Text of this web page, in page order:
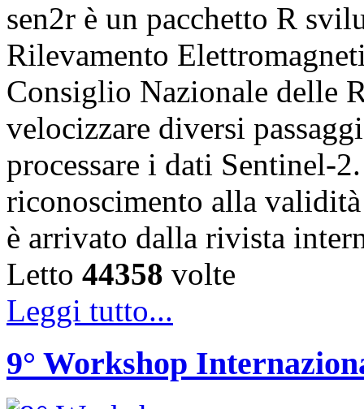
sen2r è un pacchetto R
Rilevamento
Consiglio Nazionale delle
velocizzare diversi
processare i dati Sentinel-
riconoscimento alla
è arrivato dalla rivista
Letto 44358 volte
Leggi tutto...
9° Workshop